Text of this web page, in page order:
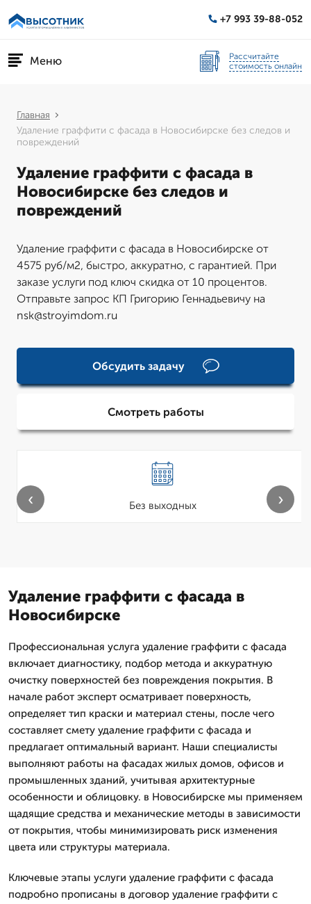
+7 993 39-88-052
Меню
Рассчитайте
стоимость онлайн
Главная
Удаление граффити с фасада в Новосибирске без следов и
повреждений
Удаление граффити с фасада в
Новосибирске без следов и
повреждений
Удаление граффити с фасада в Новосибирске от
4575 руб/м2, быстро, аккуратно, с гарантией. При
заказе услуги под ключ скидка от 10 процентов.
Отправьте запрос КП Григорию Геннадьевичу на
nsk@stroyimdom.ru
Обсудить задачу
Смотреть работы
Без выходных
‹ ›
Удаление граффити с фасада в
Новосибирске
Профессиональная услуга удаление граффити с фасада
включает диагностику, подбор метода и аккуратную
очистку поверхностей без повреждения покрытия. В
начале работ эксперт осматривает поверхность,
определяет тип краски и материал стены, после чего
составляет смету удаление граффити с фасада и
предлагает оптимальный вариант. Наши специалисты
выполняют работы на фасадах жилых домов, офисов и
промышленных зданий, учитывая архитектурные
особенности и облицовку. в Новосибирске мы применяем
щадящие средства и механические методы в зависимости
от покрытия, чтобы минимизировать риск изменения
цвета или структуры материала.
Ключевые этапы услуги удаление граффити с фасада
подробно прописаны в договор удаление граффити с